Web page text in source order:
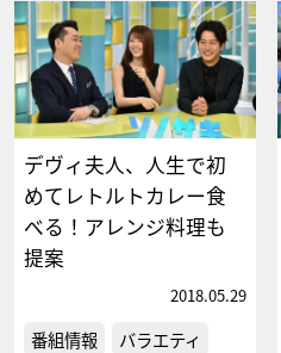
デヴィ夫人、人生で初
めてレトルトカレー食
べる！アレンジ料理も
提案
2018.05.29
番組情報 バラエティ